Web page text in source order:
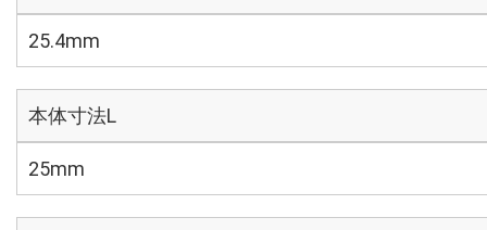
25.4mm
本体寸法L
25mm